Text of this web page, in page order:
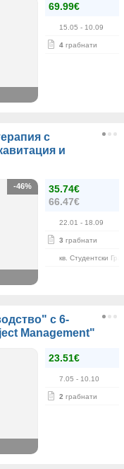
69.99€
15.05 - 10.09
4 грабнати
с
и
35.74€
66.47€
22.01 - 18.09
3 грабнати
кв. Студентски
-46%
с 6-
Management"
23.51€
7.05 - 10.10
2 грабнати